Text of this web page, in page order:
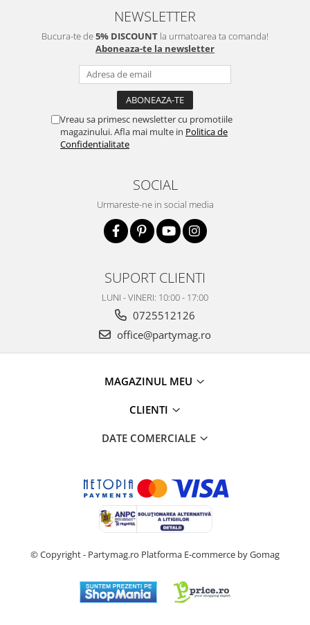
NEWSLETTER
Bucura-te de5% DISCOUNT la urmatoarea ta comanda!
Aboneaza-te la newsletter
Vreau sa primesc newsletter cu promotiile
magazinului. Afla mai multe in Politica de
Confidentialitate
SOCIAL
Urmareste-ne in social media
SUPORT CLIENTI
LUNI - VINERI: 10:00 - 17:00
0725512126
office@partymag.ro
MAGAZINUL MEU
CLIENTI
DATE COMERCIALE
© Copyright - Partymag.ro Platforma E-commerce by Gomag